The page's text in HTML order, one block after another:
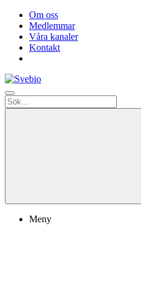
Om oss
Medlemmar
Våra kanaler
Kontakt
Meny